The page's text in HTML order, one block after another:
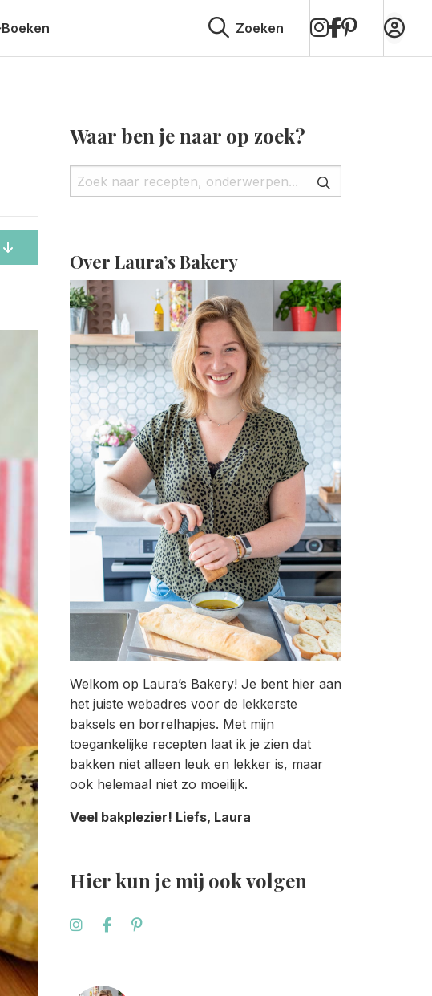
Boeken Zoeken
op
Instagram
op
Facebook
op
Pinterest
Waar ben je naar op zoek?
Over Laura’s Bakery
Welkom op Laura’s Bakery! Je bent hier aan
het juiste webadres voor de lekkerste
baksels en borrelhapjes. Met mijn
toegankelijke recepten laat ik je zien dat
bakken niet alleen leuk en lekker is, maar
ook helemaal niet zo moeilijk.
Veel bakplezier! Liefs, Laura
Hier kun je mij ook volgen